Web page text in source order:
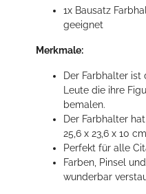
1x Bausatz
geeignet
Merkmale:
Der Farbhalter
Leute die ihre
bemalen.
Der Farbhalter
25,6 x 23,6 x 10 cm
Perfekt für alle
Farben, Pinsel
wunderbar